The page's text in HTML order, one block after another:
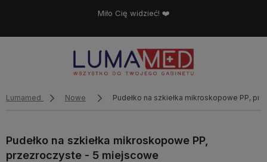
Miło Cię widzieć! ❤️
Lumamed Nowe Pudełko na szkiełka mikroskopowe PP,
Pudełko na szkiełka mikroskopowe PP,
przezroczyste - 5 miejscowe